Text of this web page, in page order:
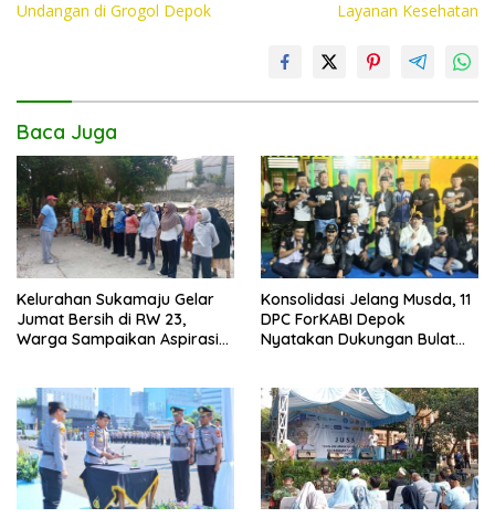
k p
Undangan di Grogol Depok Layanan Kesehatan
Baca Juga
Kelurahan Sukamaju Gelar
Jumat Bersih di RW 23,
Warga Sampaikan Aspirasi
Konsolidasi Jelang Musda, 11
DPC ForKABI Depok
Nyatakan Dukungan Bulat